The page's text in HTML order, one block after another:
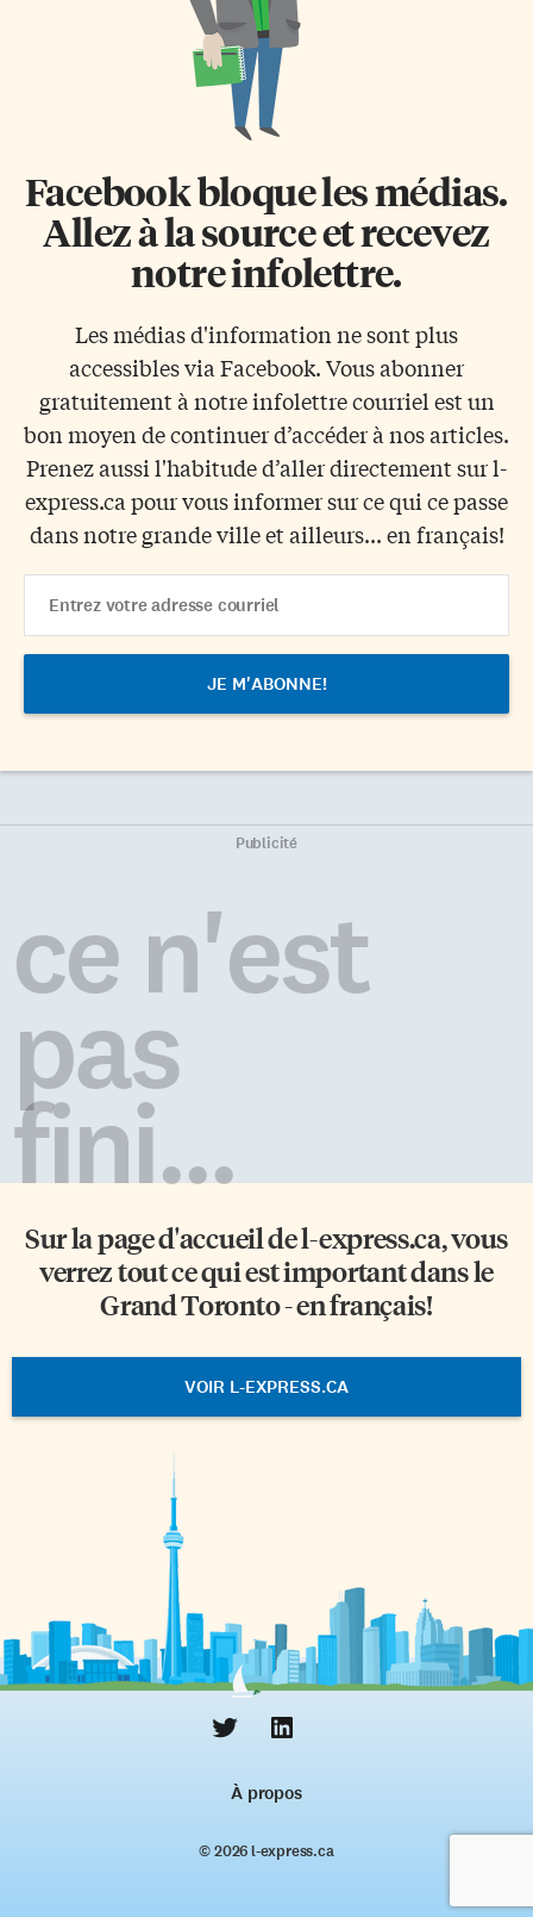
Facebook bloque les médias.
Allez à la source et recevez
notre infolettre.
Les médias d'information ne sont plus
accessibles via Facebook. Vous abonner
gratuitement à notre infolettre courriel est un
bon moyen de continuer d’accéder à nos articles.
Prenez aussi l'habitude d’aller directement sur l-
express.ca pour vous informer sur ce qui ce passe
dans notre grande ville et ailleurs... en français!
Address
Publicité
ce n'est
pas
fini...
Sur la page d'accueil del-express.ca, vous
verrez tout ce qui est important dans le
Grand Toronto - en français!
VOIR L-EXPRESS.CA
À propos
© 2026 l‑express.ca